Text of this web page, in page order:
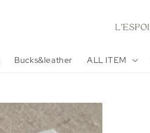
Bucks&leather ALL ITEM